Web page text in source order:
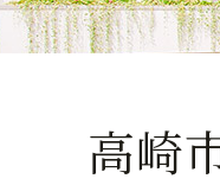
高崎